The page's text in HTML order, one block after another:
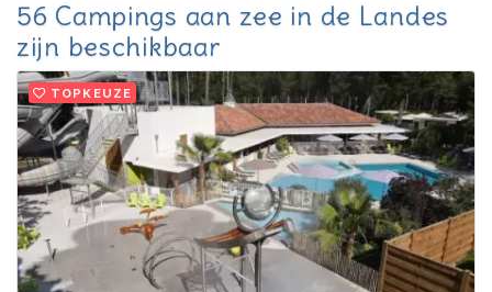
56 Campings aan zee in de Landes
zijn beschikbaar
TOPKEUZE